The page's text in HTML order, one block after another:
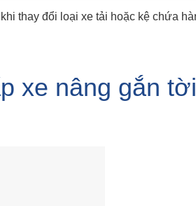
thay đổi loại xe tải hoặc kệ chứa
xe nâng gắn